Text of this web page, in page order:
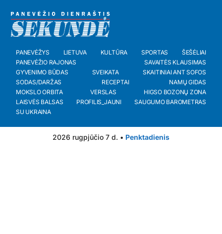
PANEVĖŽYS LIETUVA KULTŪRA SPORTAS
ŠEŠĖLIAI
PANEVĖŽIO RAJONAS
SAVAITĖS KLAUSIMAS
GYVENIMO BŪDAS
SVEIKATA
SKAITINIAI ANT SOFOS
SODAS/DARŽAS
RECEPTAI
NAMŲ GIDAS
MOKSLO ORBITA
VERSLAS
HIGSO BOZONŲ ZONA
LAISVĖS BALSAS
PROFILIS_JAUNI
SAUGUMO BAROMETRAS
SU UKRAINA
2026 rugpjūčio 7 d. • Penktadienis